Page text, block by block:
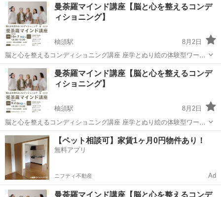
曼荼羅マインド講座【脳と心を整えるコンデ
ィショニング】
柚須駅
8月2日
脳と心を整えるコンディショニング講座 座学とぬり絵の体験型ワーク
です 🍀こんな方におすすめ ・毎日忙しくて、頭や気持ちを整理したい
方 ・手帳やノートに日記を書くのが続かなかった方 ・人の目や評価を
気にせず集中できる趣味を持ち...
福岡 糟屋郡 柚須駅 ワークショップ 曼荼羅
曼荼羅マインド講座【脳と心を整えるコンデ
ィショニング】
柚須駅
8月2日
脳と心を整えるコンディショニング講座 座学とぬり絵の体験型ワーク
です 🍀こんな方におすすめ ・毎日忙しくて、頭や気持ちを整理したい
方 ・手帳やノートに日記を書くのが続かなかった方 ・人の目や評価を
気にせず集中できる趣味を持ち...
福岡 糟屋郡 柚須駅 ワークショップ 曼荼羅
【ペット相談可】家賃1ヶ月0円物件あり！
無料アプリ
ニフティ不動産 Ad
曼荼羅マインド講座【脳と心を整えるコンデ